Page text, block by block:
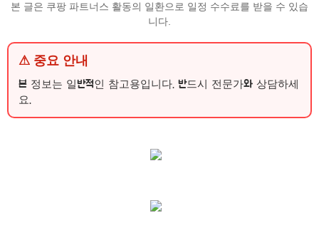
본 글은 쿠팡 파트너스 활동의 일환으로 일정 수수료를 받을 수 있습
니다.
⚠ 중요 안내
본 정보는 일반적인 참고용입니다. 반드시 전문가와 상담하세
요.